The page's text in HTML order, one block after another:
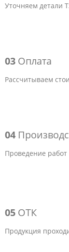
Уточняем детали
03 Оплата
Рассчитываем
04
Проведение
05 ОТК
Продукция